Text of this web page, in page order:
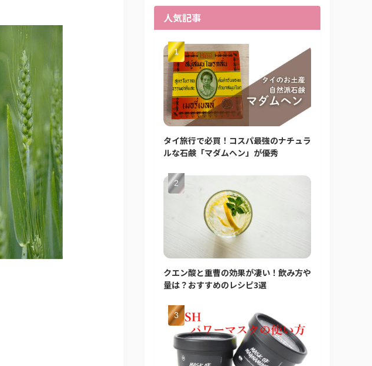
人気記事
タイ旅行で必買！コスパ最強のナチュラ
ルな石鹸「マダムヘン」が優秀
クエン酸と重曹の効果が凄い！飲み方や
量は？おすすめのレシピ3選